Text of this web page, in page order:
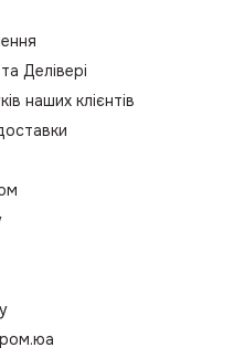
Делівері
наших клієнтів